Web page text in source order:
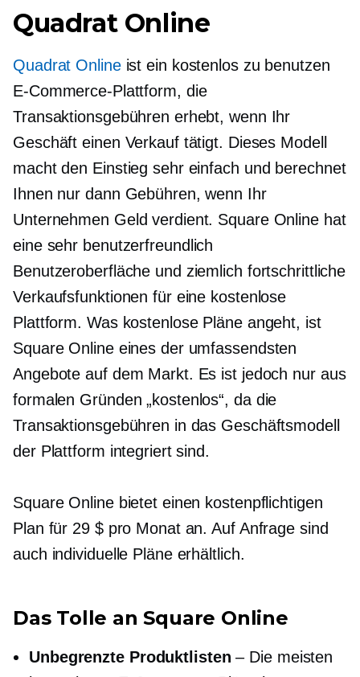
Quadrat Online
Quadrat Onlineist ein kostenlos zu benutzen
E-Commerce-Plattform, die
Transaktionsgebühren erhebt, wenn Ihr
Geschäft einen Verkauf tätigt. Dieses Modell
macht den Einstieg sehr einfach und berechnet
Ihnen nur dann Gebühren, wenn Ihr
Unternehmen Geld verdient. Square Online hat
eine sehr benutzerfreundlich
Benutzeroberfläche und ziemlich fortschrittliche
Verkaufsfunktionen für eine kostenlose
Plattform. Was kostenlose Pläne angeht, ist
Square Online eines der umfassendsten
Angebote auf dem Markt. Es ist jedoch nur aus
formalen Gründen „kostenlos“, da die
Transaktionsgebühren in das Geschäftsmodell
der Plattform integriert sind.
Square Online bietet einen kostenpflichtigen
Plan für 29 $ pro Monat an. Auf Anfrage sind
auch individuelle Pläne erhältlich.
Das Tolle an Square Online
Unbegrenzte Produktlisten – Die meisten